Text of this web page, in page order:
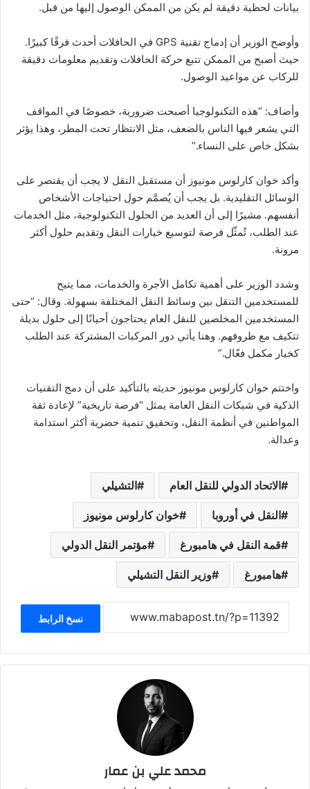
بيانات لحظية دقيقة لم يكن من الممكن الوصول إليها من قبل.
وأوضح الوزير أن إدماج تقنية GPS في الحافلات أحدث فرقًا كبيرًا.
حيث أصبح من الممكن تتبع حركة الحافلات وتقديم معلومات دقيقة
للركاب عن مواعيد الوصول.
وأضاف: “هذه التكنولوجيا أصبحت ضرورية، خصوصًا في المواقف
التي يشعر فيها الناس بالضعف، مثل الانتظار تحت المطر، وهذا يؤثر
بشكل خاص على النساء.”
وأكد خوان كارلوس مونيوز أن مستقبل النقل لا يجب أن يقتصر على
الوسائل التقليدية. بل يجب أن يُصمَّم حول احتياجات الأشخاص
أنفسهم. مشيرًا إلى أن العديد من الحلول التكنولوجية، مثل الخدمات
عند الطلب، تُمثّل فرصة لتوسيع خيارات النقل وتقديم حلول أكثر
مرونة.
وشدد الوزير على أهمية تكامل الأجرة والخدمات، مما يتيح
للمستخدمين التنقل بين وسائط النقل المختلفة بسهولة. وقال: “حتى
المستخدمين المخلصين للنقل العام يحتاجون أحيانًا إلى حلول بديلة
تتكيف مع ظروفهم. وهنا يأتي دور المركبات المشتركة عند الطلب
كخيار مكمل فعّال.”
واختتم خوان كارلوس مونيوز حديثه بالتأكيد على أن دمج التقنيات
الذكية في شبكات النقل العامة يمثل “فرصة تاريخية” لإعادة ثقة
المواطنين في أنظمة النقل، وتحقيق تنمية حضرية أكثر استدامة
وعدالة.
الاتحاد الدولي للنقل العام التشيلي
النقل في أوروبا خوان كارلوس مونيوز
قمة النقل في هامبورغ مؤتمر النقل الدولي
هامبورغ وزير النقل التشيلي
نسخ الرابط
محمد علي بن عمار